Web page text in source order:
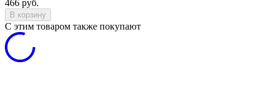
466 руб.
В корзину
C этим товаром также покупают